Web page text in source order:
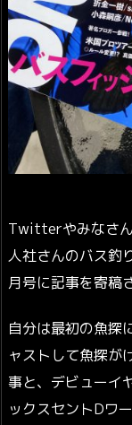
Twitterやみなさん
人社さんのバス釣
月号に記事を寄稿
自分は最初の魚探
ャストして魚探が
事と、デビューイ
ックスセントDワ